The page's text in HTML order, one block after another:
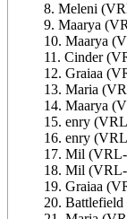
8. Meleni
9. Maarya
10. Maarya
11. Cinder
12. Graiaa
13. Maria
14. Maarya
15. enry
16. enry
17. Mil (VRL-
18. Mil
19. Graiaa
20.